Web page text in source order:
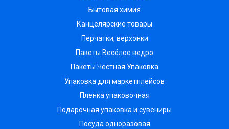
Бытовая химия
Канцелярские товары
Перчатки, верхонки
Пакеты Весёлое ведро
Пакеты Честная Упаковка
Упаковка для маркетплейсов
Пленка упаковочная
Подарочная упаковка и сувениры
Посуда одноразовая